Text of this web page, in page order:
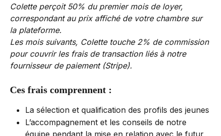
Colette perçoit 50% du premier mois de loyer,
correspondant au prix affiché de votre chambre sur
la plateforme.
Les mois suivants, Colette touche 2% de commission
pour couvrir les frais de transaction liés à notre
fournisseur de paiement (Stripe).
Ces frais comprennent :
La sélection et qualification des profils des jeunes
L’accompagnement et les conseils de notre
équipe pendant la mise en relation avec le futur